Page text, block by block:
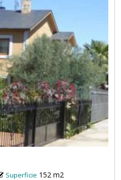
Superficie 152 m2